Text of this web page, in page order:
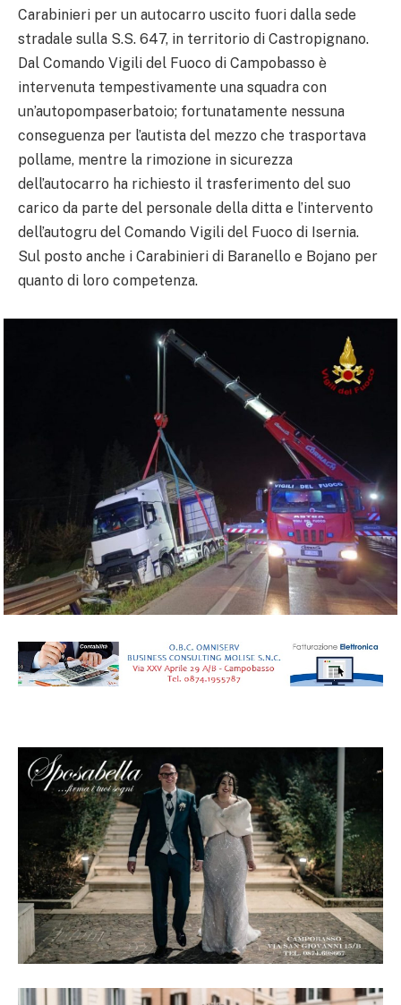
Carabinieri per un autocarro uscito fuori dalla sede
stradale sulla S.S. 647, in territorio di Castropignano.
Dal Comando Vigili del Fuoco di Campobasso è
intervenuta tempestivamente una squadra con
un’autopompaserbatoio; fortunatamente nessuna
conseguenza per l’autista del mezzo che trasportava
pollame, mentre la rimozione in sicurezza
dell’autocarro ha richiesto il trasferimento del suo
carico da parte del personale della ditta e l’intervento
dell’autogru del Comando Vigili del Fuoco di Isernia.
Sul posto anche i Carabinieri di Baranello e Bojano per
quanto di loro competenza.